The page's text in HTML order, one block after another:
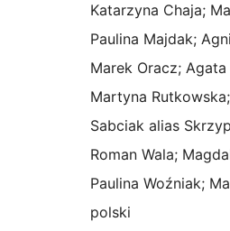
Katarzyna Chaja;
Paulina Majdak;
Marek Oracz;
Martyna Rutkowska;
Sabciak alias
Roman Wala;
Paulina Woźniak;
polski